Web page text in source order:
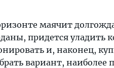
маячит
придется уладить
и, наконец,
вариант,